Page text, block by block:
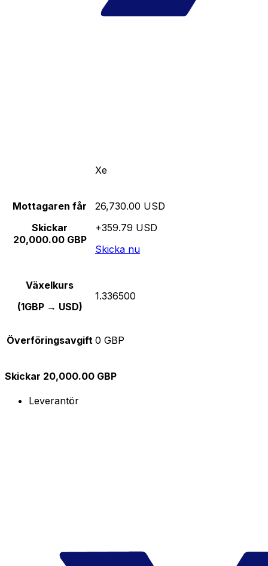
Xe
Mottagaren får
Skickar
20,000.00 GBP
26,730.00 USD
+359.79 USD
Skicka nu
Växelkurs
(1GBP → USD)
1.336500
Överföringsavgift 0 GBP
Skickar 20,000.00 GBP
Leverantör